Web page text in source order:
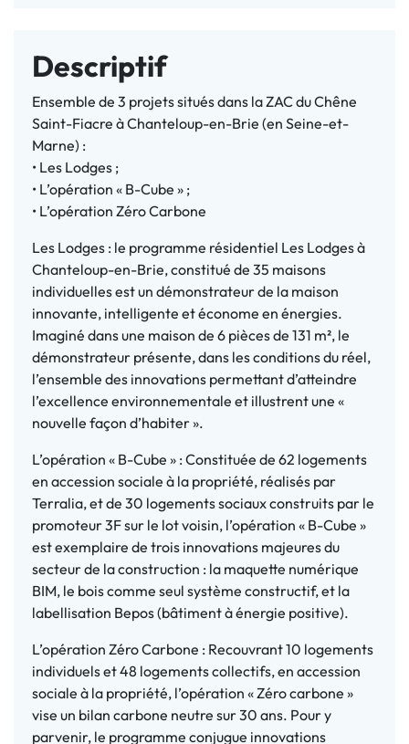
Descriptif
Ensemble de 3 projets situés dans la ZAC du Chêne
Saint-Fiacre à Chanteloup-en-Brie (en Seine-et-
Marne) :
• Les Lodges ;
• L’opération « B-Cube » ;
• L’opération Zéro Carbone
Les Lodges : le programme résidentiel Les Lodges à
Chanteloup-en-Brie, constitué de 35 maisons
individuelles est un démonstrateur de la maison
innovante, intelligente et économe en énergies.
Imaginé dans une maison de 6 pièces de 131 m², le
démonstrateur présente, dans les conditions du réel,
l’ensemble des innovations permettant d’atteindre
l’excellence environnementale et illustrent une «
nouvelle façon d’habiter ».
L’opération « B-Cube » : Constituée de 62 logements
en accession sociale à la propriété, réalisés par
Terralia, et de 30 logements sociaux construits par le
promoteur 3F sur le lot voisin, l’opération « B-Cube »
est exemplaire de trois innovations majeures du
secteur de la construction : la maquette numérique
BIM, le bois comme seul système constructif, et la
labellisation Bepos (bâtiment à énergie positive).
L’opération Zéro Carbone : Recouvrant 10 logements
individuels et 48 logements collectifs, en accession
sociale à la propriété, l’opération « Zéro carbone »
vise un bilan carbone neutre sur 30 ans. Pour y
parvenir, le programme conjugue innovations